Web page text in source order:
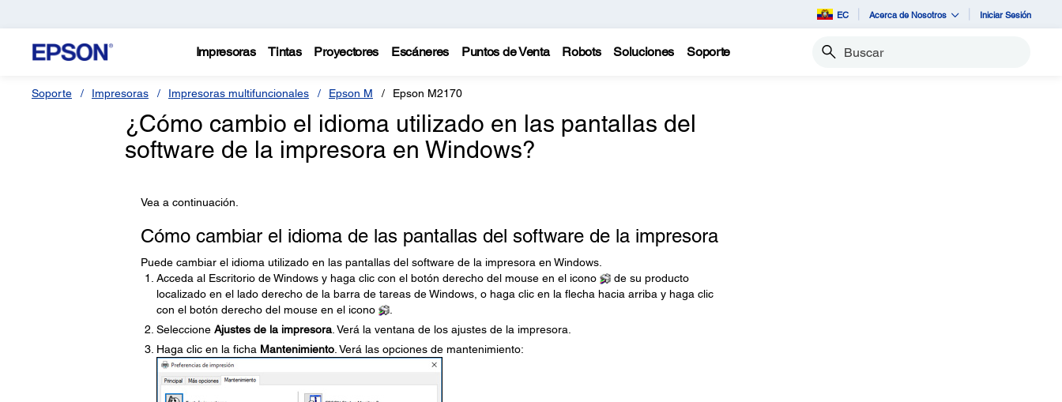
EC Acerca de Nosotros Iniciar Sesión
Impresoras Tintas Proyectores Escáneres Puntos de Venta Robots Soluciones Soporte Buscar
Soporte Impresoras Impresoras multifuncionales Epson M Epson M2170
¿Cómo cambio el idioma utilizado en las pantallas del
software de la impresora en Windows?
Vea a continuación.
Cómo cambiar el idioma de las pantallas del software de la impresora
Puede cambiar el idioma utilizado en las pantallas del software de la impresora en Windows.
Acceda al Escritorio de Windows y haga clic con el botón derecho del mouse en el icono
de su producto
localizado en el lado derecho de la barra de tareas de Windows, o haga clic en la flecha hacia arriba y haga clic
con el botón derecho del mouse en el icono
.
Seleccione Ajustes de la impresora. Verá la ventana de los ajustes de la impresora.
Haga clic en la ficha Mantenimiento. Verá las opciones de mantenimiento: